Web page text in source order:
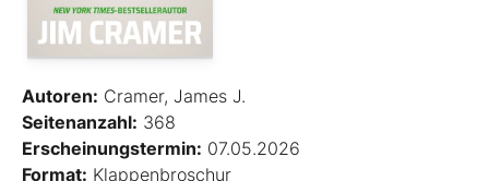
Autoren: Cramer, James J.
Seitenanzahl: 368
Erscheinungstermin: 07.05.2026
Format: Klappenbroschur